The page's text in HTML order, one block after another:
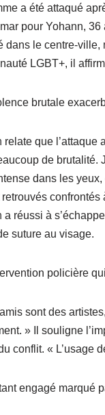
a été attaqué
pour Yohann,
dans le centre-ville,
LGBT+, il
brutale
relate que l’attaque
de brutalité.
dans les
a réussi à
suture au visage.
policière
sont des
» Il souligne
conflit. « L’usage
engagé marqué